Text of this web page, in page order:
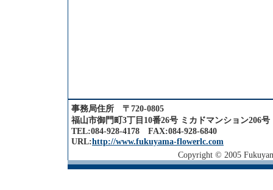
事務局住所 〒720-0805
福山市御門町3丁目10番26号 ミカドマンション206号
TEL:084-928-4178 FAX:084-928-6840
URL:http://www.fukuyama-flowerlc.com
Copyright © 2005